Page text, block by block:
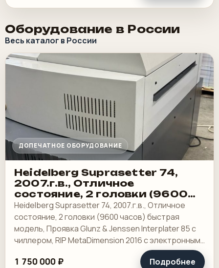
Оборудование в России
Весь каталог в России
ДОПЕЧАТНОЕ ОБОРУДОВАНИЕ
Heidelberg Suprasetter 74,
2007.г.в., Отличное
состояние, 2 головки (9600
часов) быстрая модель
Heidelberg Suprasetter 74, 2007.г.в., Отличное
состояние, 2 головки (9600 часов) быстрая
модель, Проявка Glunz & Jenssen Interplater 85 с
чиллером, RIP MetaDimension 2016 с электронным
ключом (открыты все опции), сервер.
1 750 000 ₽ Подробнее